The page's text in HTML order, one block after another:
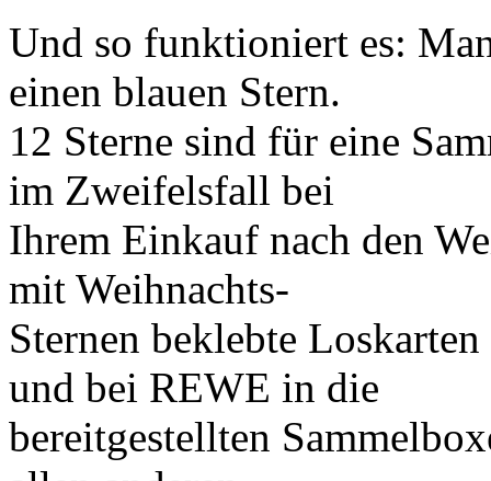
Und so funktioniert es:
einen blauen Stern.
12 Sterne sind für eine
im Zweifelsfall bei
Ihrem Einkauf nach den
mit Weihnachts-
Sternen beklebte
und bei REWE in die
bereitgestellten